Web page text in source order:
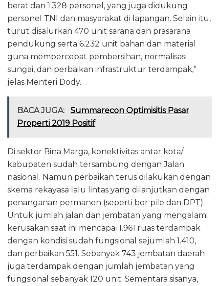
berat dan 1.328 personel, yang juga didukung
personel TNI dan masyarakat di lapangan. Selain itu,
turut disalurkan 470 unit sarana dan prasarana
pendukung serta 6.232 unit bahan dan material
guna mempercepat pembersihan, normalisasi
sungai, dan perbaikan infrastruktur terdampak,”
jelas Menteri Dody.
BACA JUGA:
Summarecon Optimisitis Pasar
Properti 2019 Positif
Di sektor Bina Marga, konektivitas antar kota/
kabupaten sudah tersambung dengan Jalan
nasional. Namun perbaikan terus dilakukan dengan
skema rekayasa lalu lintas yang dilanjutkan dengan
penanganan permanen (seperti bor pile dan DPT).
Untuk jumlah jalan dan jembatan yang mengalami
kerusakan saat ini mencapai 1.961 ruas terdampak
dengan kondisi sudah fungsional sejumlah 1.410,
dan perbaikan 551. Sebanyak 743 jembatan daerah
juga terdampak dengan jumlah jembatan yang
fungsional sebanyak 120 unit. Sementara sisanya,